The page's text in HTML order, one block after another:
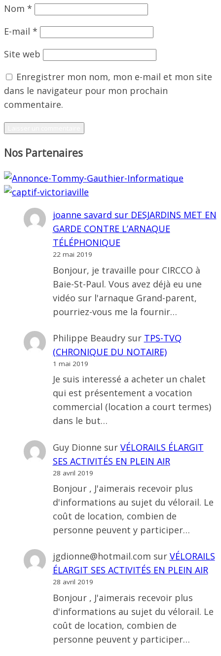
Nom *
E-mail *
Site web
Enregistrer mon nom, mon e-mail et mon site
dans le navigateur pour mon prochain
commentaire.
Nos Partenaires
joanne savard sur DESJARDINS MET EN
GARDE CONTRE L’ARNAQUE
TÉLÉPHONIQUE
22 mai 2019
Bonjour, je travaille pour CIRCCO à
Baie-St-Paul. Vous avez déjà eu une
vidéo sur l'arnaque Grand-parent,
pourriez-vous me la fournir…
Philippe Beaudrysur TPS-TVQ
(CHRONIQUE DU NOTAIRE)
1 mai 2019
Je suis interessé a acheter un chalet
qui est présentement a vocation
commercial (location a court termes)
dans le but…
Guy Dionne sur VÉLORAILS ÉLARGIT
SES ACTIVITÉS EN PLEIN AIR
28 avril 2019
Bonjour , J'aimerais recevoir plus
d'informations au sujet du vélorail. Le
coût de location, combien de
personne peuvent y participer…
jgdionne@hotmail.com sur VÉLORAILS
ÉLARGIT SES ACTIVITÉS EN PLEIN AIR
28 avril 2019
Bonjour , J'aimerais recevoir plus
d'informations au sujet du vélorail. Le
coût de location, combien de
personne peuvent y participer…